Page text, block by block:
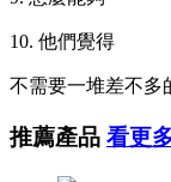
10. 他們覺得
不需要一堆差不多
推薦產品 看更